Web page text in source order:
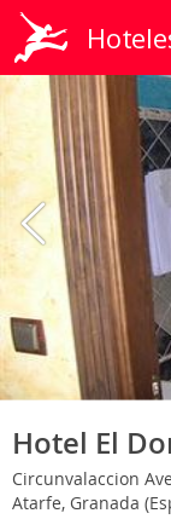
Hotel El
Circunvalaccion
Atarfe, Granada